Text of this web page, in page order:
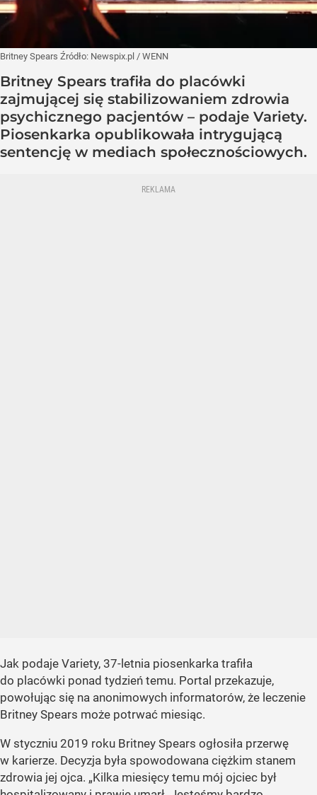
Britney Spears Źródło: Newspix.pl / WENN
Britney Spears trafiła do placówki
zajmującej się stabilizowaniem zdrowia
psychicznego pacjentów – podaje Variety.
Piosenkarka opublikowała intrygującą
sentencję w mediach społecznościowych.
Jak podaje Variety, 37-letnia piosenkarka trafiła
do placówki ponad tydzień temu. Portal przekazuje,
powołując się na anonimowych informatorów, że leczenie
Britney Spears może potrwać miesiąc.
W styczniu 2019 roku Britney Spears ogłosiła przerwę
w karierze. Decyzja była spowodowana ciężkim stanem
zdrowia jej ojca. „Kilka miesięcy temu mój ojciec był